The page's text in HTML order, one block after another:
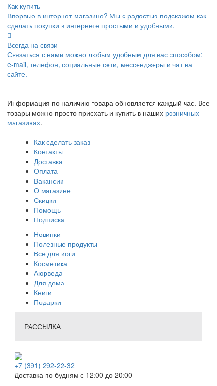
Как купить
Впервые в интернет-магазине? Мы с радостью подскажем как
сделать покупки в интернете простыми и удобными.
Всегда на связи
Связаться с нами можно любым удобным для вас способом:
e-mail, телефон, социальные сети, мессенджеры и чат на
сайте.
Информация по наличию товара обновляется каждый час. Все
товары можно просто приехать и купить в наших розничных
магазинах.
Как сделать заказ
Контакты
Доставка
Оплата
Вакансии
О магазине
Скидки
Помощь
Подписка
Новинки
Полезные продукты
Всё для йоги
Косметика
Аюрведа
Для дома
Книги
Подарки
РАССЫЛКА
+7 (391) 292-22-32
Доставка по будням с 12:00 до 20:00